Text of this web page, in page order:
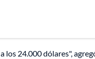
24.000 dólares",